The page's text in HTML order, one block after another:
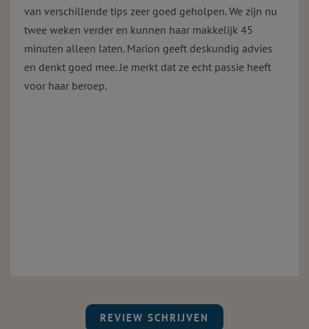
van verschillende tips zeer goed geholpen. We zijn nu
twee weken verder en kunnen haar makkelijk 45
minuten alleen laten. Marion geeft deskundig advies
en denkt goed mee. Je merkt dat ze echt passie heeft
voor haar beroep.
REVIEW SCHRIJVEN